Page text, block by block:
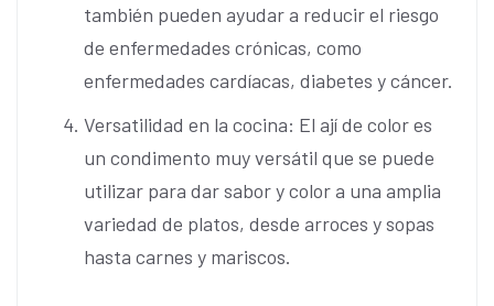
también pueden ayudar a reducir el riesgo
de enfermedades crónicas, como
enfermedades cardíacas, diabetes y cáncer.
Versatilidad en la cocina: El ají de color es
un condimento muy versátil que se puede
utilizar para dar sabor y color a una amplia
variedad de platos, desde arroces y sopas
hasta carnes y mariscos.